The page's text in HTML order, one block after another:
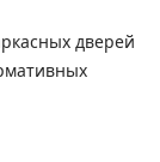
дверей